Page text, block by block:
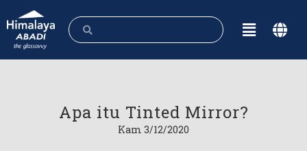
Apa itu Tinted Mirror?
Kam 3/12/2020